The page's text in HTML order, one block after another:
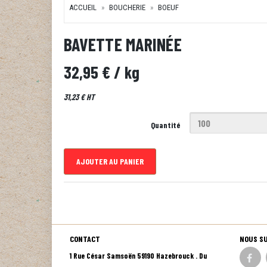
ACCUEIL BOUCHERIE BOEUF
BAVETTE MARINÉE
32,95 €/ kg
31,23 € HT
Quantité
AJOUTER AU PANIER
CONTACT
1 Rue César Samsoën 59190 Hazebrouck . Du
NOUS